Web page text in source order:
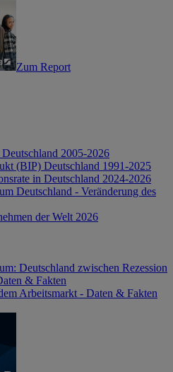
Zum Report
2005-2026
(BIP) Deutschland 1991-2025
in Deutschland 2024-2026
Deutschland - Veränderung des
der Welt 2026
Deutschland zwischen Rezession
& Fakten
Arbeitsmarkt - Daten & Fakten